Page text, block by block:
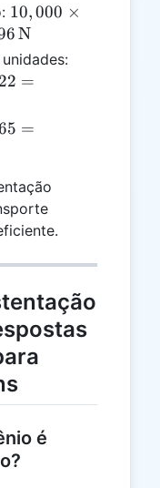
10,000
\times
1.202
\times
\,
10,000 ×
N
=
=
é